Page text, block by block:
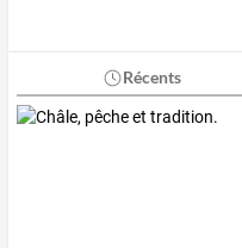
Récents